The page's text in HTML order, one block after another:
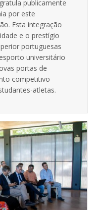
publicamente
por este
Esta integração
e o prestígio
portuguesas
universitário
portas de
competitivo
atletas.